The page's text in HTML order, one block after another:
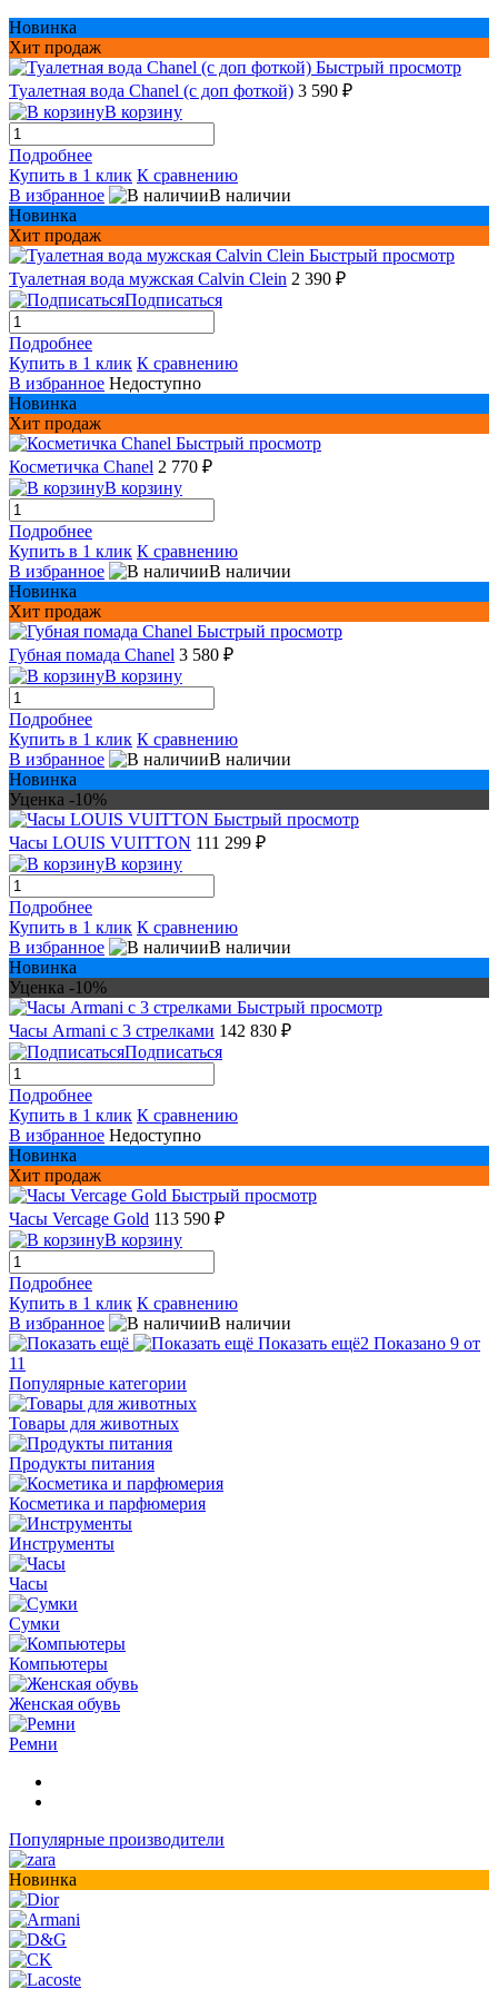
Новинка
Хит продаж
Быстрый просмотр
Туалетная вода Chanel (с доп фоткой) 3 590 ₽
В корзину
Подробнее
Купить в 1 клик К сравнению
В избранное
В наличии
Новинка
Хит продаж
Быстрый просмотр
Туалетная вода мужская Сalvin Сlein 2 390 ₽
Подписаться
Подробнее
Купить в 1 клик К сравнению
В избранное Недоступно
Новинка
Хит продаж
Быстрый просмотр
Косметичка Chanel 2 770 ₽
В корзину
Подробнее
Купить в 1 клик К сравнению
В избранное
В наличии
Новинка
Хит продаж
Быстрый просмотр
Губная помада Chanel 3 580 ₽
В корзину
Подробнее
Купить в 1 клик К сравнению
В избранное
В наличии
Новинка
Уценка -10%
Быстрый просмотр
Часы LOUIS VUITTON 111 299 ₽
В корзину
Подробнее
Купить в 1 клик К сравнению
В избранное
В наличии
Новинка
Уценка -10%
Быстрый просмотр
Часы Armani с 3 стрелками 142 830 ₽
Подписаться
Подробнее
Купить в 1 клик К сравнению
В избранное Недоступно
Новинка
Хит продаж
Быстрый просмотр
Часы Vercage Gold 113 590 ₽
В корзину
Подробнее
Купить в 1 клик К сравнению
В избранное
В наличии
Показать ещё2 Показано 9 от
11
Популярные категории
Товары для животных
Продукты питания
Косметика и парфюмерия
Инструменты
Часы
Сумки
Компьютеры
Женская обувь
Ремни
Популярные производители
Новинка